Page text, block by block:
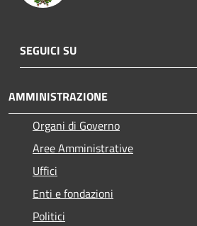
SEGUICI SU
AMMINISTRAZIONE
Organi di Governo
Aree Amministrative
Uffici
Enti e fondazioni
Politici